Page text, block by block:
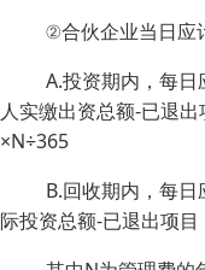
②合伙企业当日应
A.投资期内，每
人实缴出资总额-已退出
×N÷365
B.回收期内，每
际投资总额-已退出项